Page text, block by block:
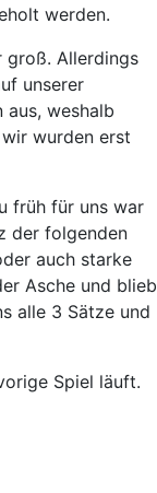
werden.
groß. Allerdings
unserer
weshalb
wurden erst
früh für uns war
der folgenden
auch starke
Asche und blieb
alle 3 Sätze und
Spiel läuft.